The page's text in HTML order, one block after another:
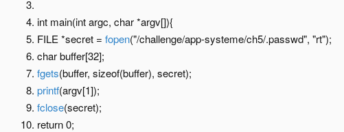
int main(int argc, char *argv[]){
FILE *secret = fopen("/challenge/app-systeme/ch5/.passwd", "rt");
char buffer[32];
fgets(buffer, sizeof(buffer), secret);
printf(argv[1]);
fclose(secret);
return 0;